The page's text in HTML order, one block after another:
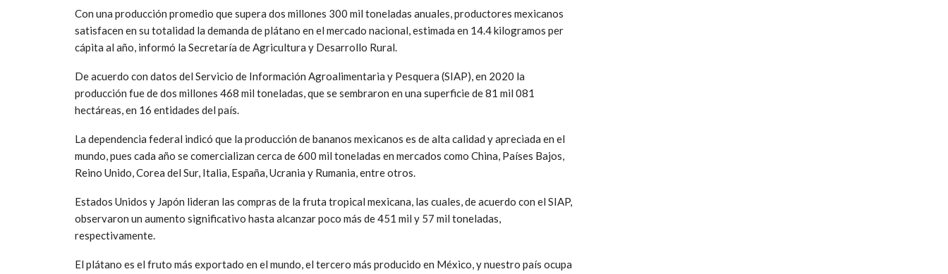
Con una producción promedio que supera dos millones 300 mil toneladas anuales, productores mexicanos
satisfacen en su totalidad la demanda de plátano en el mercado nacional, estimada en 14.4 kilogramos per
cápita al año, informó la Secretaría de Agricultura y Desarrollo Rural.
De acuerdo con datos del Servicio de Información Agroalimentaria y Pesquera (SIAP), en 2020 la
producción fue de dos millones 468 mil toneladas, que se sembraron en una superficie de 81 mil 081
hectáreas, en 16 entidades del país.
La dependencia federal indicó que la producción de bananos mexicanos es de alta calidad y apreciada en el
mundo, pues cada año se comercializan cerca de 600 mil toneladas en mercados como China, Países Bajos,
Reino Unido, Corea del Sur, Italia, España, Ucrania y Rumania, entre otros.
Estados Unidos y Japón lideran las compras de la fruta tropical mexicana, las cuales, de acuerdo con el SIAP,
observaron un aumento significativo hasta alcanzar poco más de 451 mil y 57 mil toneladas,
respectivamente.
El plátano es el fruto más exportado en el mundo, el tercero más producido en México, y nuestro país ocupa